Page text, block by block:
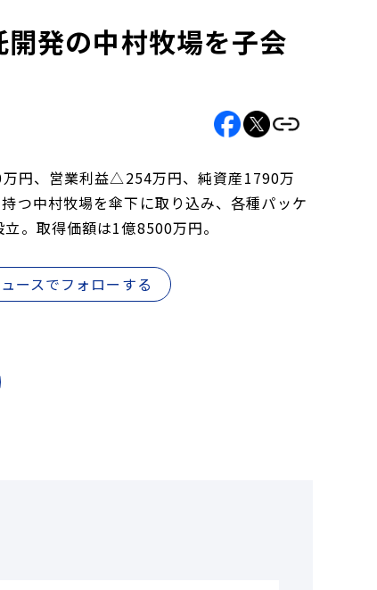
発の中村牧場を子会
円、営業利益△254万円、純資産1790万
つ中村牧場を傘下に取り込み、各種パッケ
。取得価額は1億8500万円。
ースでフォローする